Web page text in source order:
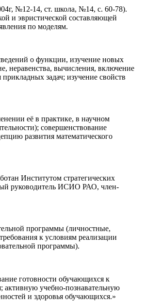
№12-14, ст. школа, №14, с. 60-78).
и эвристической составляющей
по моделям.
о функции, изучение новых
неравенства, вычисления, включение
задач; изучение свойств
её в практике, в научном
совершенствование
развития математического
Институтом стратегических
руководитель ИСИО РАО, член-
программы (личностные,
к условиям реализации
программы).
готовности обучающихся к
активную учебно-познавательную
и здоровья обучающихся.»